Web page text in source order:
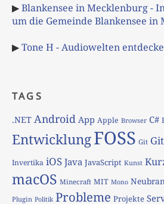
▶Blankensee in Mecklenburg -
um die Gemeinde Blankensee in
▶Tone H - Audiowelten
TAGS
.NET Android App Apple Browser C#
EntwicklungFOSS Git
Invertika iOS Java JavaScript Kunst
macOS Minecraft MIT Mono
Plugin Politik Probleme Projekte